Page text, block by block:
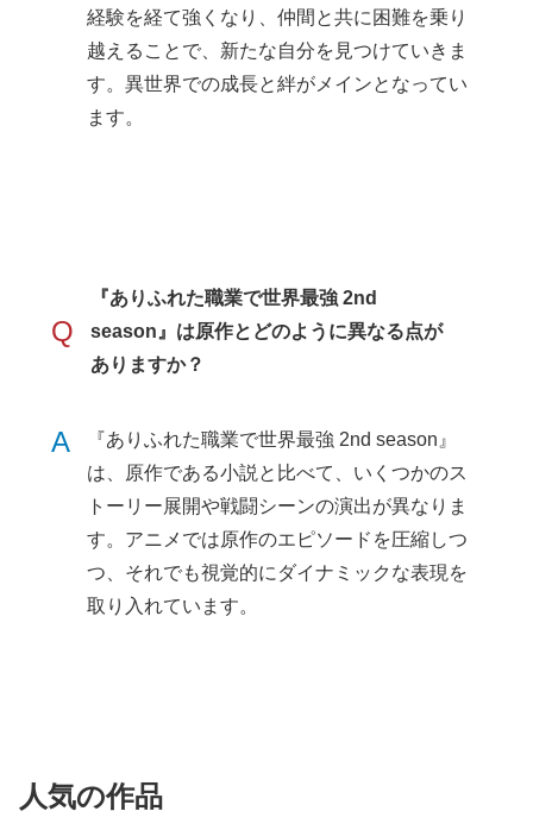
経験を経て強くなり、仲間と共に困難を乗り
越えることで、新たな自分を見つけていきま
す。異世界での成長と絆がメインとなってい
ます。
Q
『ありふれた職業で世界最強 2nd
season』は原作とどのように異なる点が
ありますか？
A
『ありふれた職業で世界最強 2nd season』
は、原作である小説と比べて、いくつかのス
トーリー展開や戦闘シーンの演出が異なりま
す。アニメでは原作のエピソードを圧縮しつ
つ、それでも視覚的にダイナミックな表現を
取り入れています。
人気の作品